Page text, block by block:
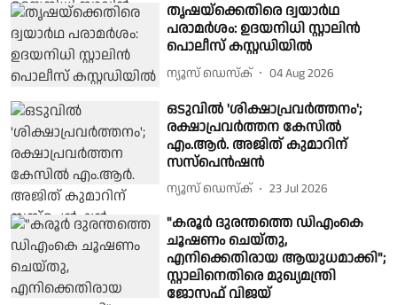
തൃഷയ്‌ക്കെതിരെ ദ്വയാർഥ
പരാമർശം: ഉദയനിധി സ്റ്റാലിൻ
പൊലീസ് കസ്റ്റഡിയിൽ
ന്യൂസ് ഡെസ്ക് 04 Aug 2026
ഒടുവില്‍ 'ശിക്ഷാപ്രവര്‍ത്തനം';
രക്ഷാപ്രവര്‍ത്തന കേസില്‍
എം.ആര്‍. അജിത് കുമാറിന്
സസ്പെന്‍ഷന്‍
ന്യൂസ് ഡെസ്ക് 23 Jul 2026
"കരൂർ ദുരന്തത്തെ ഡിഎംകെ
ചൂഷണം ചെയ്തു,
എനിക്കെതിരായ ആയുധമാക്കി";
സ്റ്റാലിനെതിരെ മുഖ്യമന്ത്രി
ജോസഫ് വിജയ്